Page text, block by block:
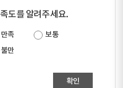
도를 알려주세요.
만족
보통
만
확인